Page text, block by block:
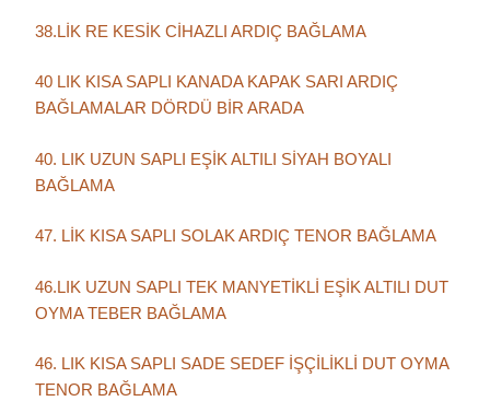
38.LİK RE KESİK CİHAZLI ARDIÇ BAĞLAMA
40 LIK KISA SAPLI KANADA KAPAK SARI ARDIÇ
BAĞLAMALAR DÖRDÜ BİR ARADA
40. LIK UZUN SAPLI EŞİK ALTILI SİYAH BOYALI
BAĞLAMA
47. LİK KISA SAPLI SOLAK ARDIÇ TENOR BAĞLAMA
46.LIK UZUN SAPLI TEK MANYETİKLİ EŞİK ALTILI DUT
OYMA TEBER BAĞLAMA
46. LIK KISA SAPLI SADE SEDEF İŞÇİLİKLİ DUT OYMA
TENOR BAĞLAMA